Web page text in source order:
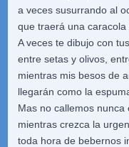
a veces susurrando al
que traerá una
A veces te dibujo con
entre setas y olivos,
mientras mis besos de
llegarán como la
Mas no callemos nunca
mientras crezca la
toda hora de bebernos